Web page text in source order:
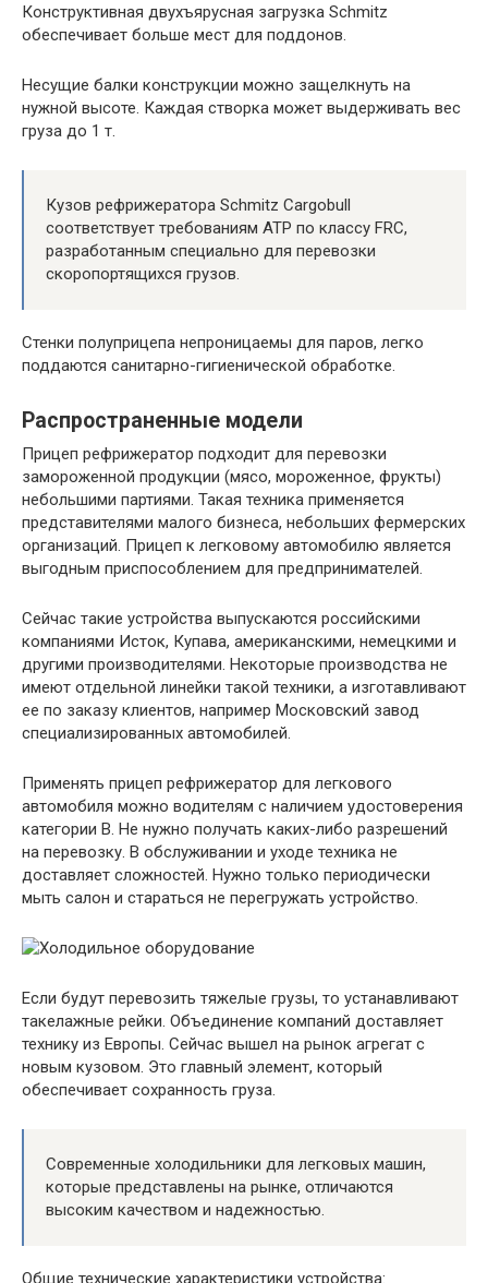
Конструктивная двухъярусная загрузка Schmitz
обеспечивает больше мест для поддонов.
Несущие балки конструкции можно защелкнуть на
нужной высоте. Каждая створка может выдерживать вес
груза до 1 т.
Кузов рефрижератора Schmitz Cargobull
соответствует требованиям ATP по классу FRC,
разработанным специально для перевозки
скоропортящихся грузов.
Стенки полуприцепа непроницаемы для паров, легко
поддаются санитарно-гигиенической обработке.
Распространенные модели
Прицеп рефрижератор подходит для перевозки
замороженной продукции (мясо, мороженное, фрукты)
небольшими партиями. Такая техника применяется
представителями малого бизнеса, небольших фермерских
организаций. Прицеп к легковому автомобилю является
выгодным приспособлением для предпринимателей.
Сейчас такие устройства выпускаются российскими
компаниями Исток, Купава, американскими, немецкими и
другими производителями. Некоторые производства не
имеют отдельной линейки такой техники, а изготавливают
ее по заказу клиентов, например Московский завод
специализированных автомобилей.
Применять прицеп рефрижератор для легкового
автомобиля можно водителям с наличием удостоверения
категории B. Не нужно получать каких-либо разрешений
на перевозку. В обслуживании и уходе техника не
доставляет сложностей. Нужно только периодически
мыть салон и стараться не перегружать устройство.
Если будут перевозить тяжелые грузы, то устанавливают
такелажные рейки. Объединение компаний доставляет
технику из Европы. Сейчас вышел на рынок агрегат с
новым кузовом. Это главный элемент, который
обеспечивает сохранность груза.
Современные холодильники для легковых машин,
которые представлены на рынке, отличаются
высоким качеством и надежностью.
Общие технические характеристики устройства: